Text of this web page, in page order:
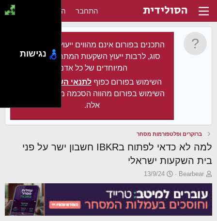
התחבר הירשם
התכנים בפורום אינם מהווים ייעוץ מקצועי מכל
סוג, לרבות ייעוץ השקעות המתחשב בצרכיו
המיוחדים של כל אדם.
השימוש בפורום כפוף לתנאי השימוש
השימוש בפורום מהווה הסכמה מלאה לתנאים
אלה.
ברוקרים ופלטפורמות מסחר
למה לא כדאי לפתוח בIBKR חשבון ישר על פני
בית השקעות ישראלי
פ
ו
ת
ח
ה
נ
Bearbear
פ
ו
ר
ס
ם
ב
13/9/24
נגישות